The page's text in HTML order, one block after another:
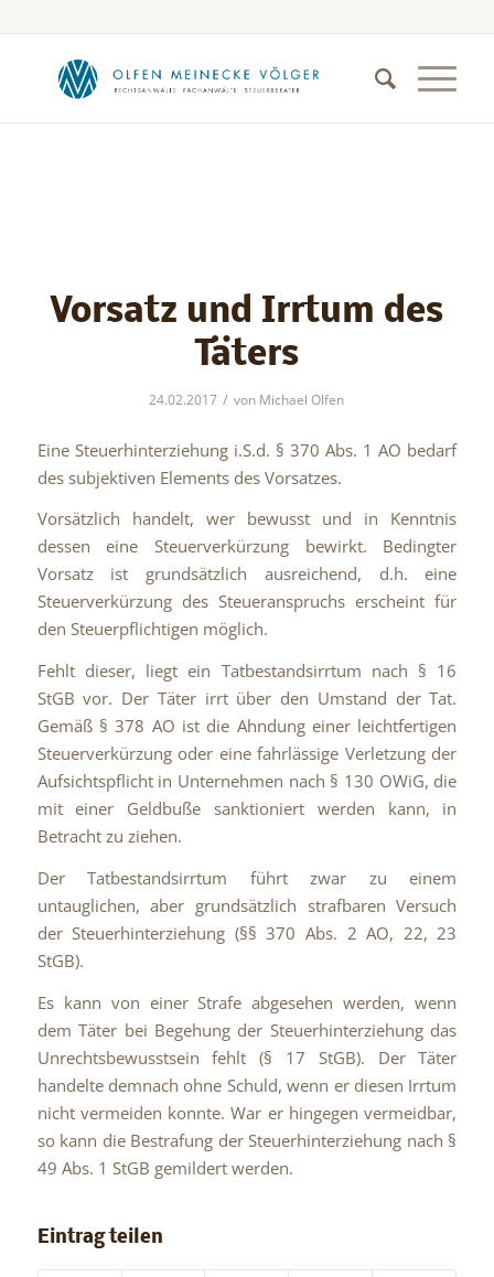
Vorsatz und Irrtum des
Täters
24.02.2017 / von Michael Olfen
Eine Steuerhinterziehung i.S.d. § 370 Abs. 1 AO bedarf
des subjektiven Elements des Vorsatzes.
Vorsätzlich handelt, wer bewusst und in Kenntnis
dessen eine Steuerverkürzung bewirkt. Bedingter
Vorsatz ist grundsätzlich ausreichend, d.h. eine
Steuerverkürzung des Steueranspruchs erscheint für
den Steuerpflichtigen möglich.
Fehlt dieser, liegt ein Tatbestandsirrtum nach § 16
StGB vor. Der Täter irrt über den Umstand der Tat.
Gemäß § 378 AO ist die Ahndung einer leichtfertigen
Steuerverkürzung oder eine fahrlässige Verletzung der
Aufsichtspflicht in Unternehmen nach § 130 OWiG, die
mit einer Geldbuße sanktioniert werden kann, in
Betracht zu ziehen.
Der Tatbestandsirrtum führt zwar zu einem
untauglichen, aber grundsätzlich strafbaren Versuch
der Steuerhinterziehung (§§ 370 Abs. 2 AO, 22, 23
StGB).
Es kann von einer Strafe abgesehen werden, wenn
dem Täter bei Begehung der Steuerhinterziehung das
Unrechtsbewusstsein fehlt (§ 17 StGB). Der Täter
handelte demnach ohne Schuld, wenn er diesen Irrtum
nicht vermeiden konnte. War er hingegen vermeidbar,
so kann die Bestrafung der Steuerhinterziehung nach §
49 Abs. 1 StGB gemildert werden.
Eintrag teilen